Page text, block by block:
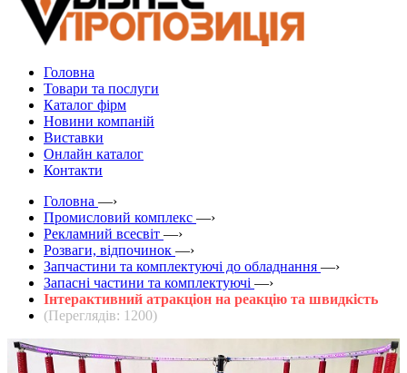
Головна
Товари та послуги
Каталог фірм
Новини компаній
Виставки
Онлайн каталог
Контакти
Головна —›
Промисловий комплекс —›
Рекламний всесвіт —›
Розваги, відпочинок —›
Запчастини та комплектуючі до обладнання —›
Запасні частини та комплектуючі —›
Інтерактивний атракціон на реакцію та швидкість
(Переглядів: 1200)